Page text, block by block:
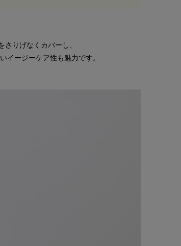
りげなくカバーし、
イージーケア性も魅力です。